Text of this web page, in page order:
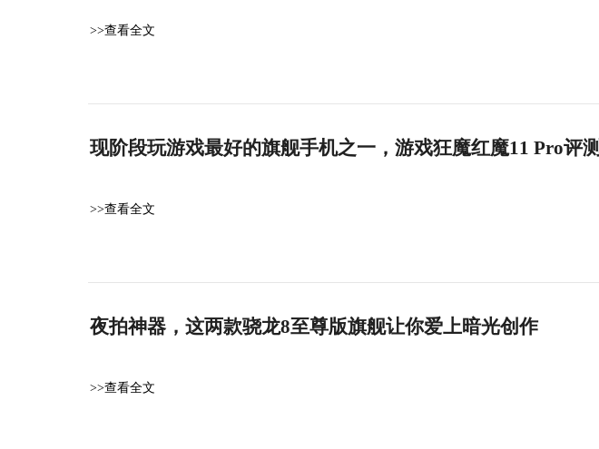
>>查看全文
现阶段玩游戏最好的旗舰手机之一，游戏狂魔红魔11 Pro评测
>>查看全文
夜拍神器，这两款骁龙8至尊版旗舰让你爱上暗光创作
>>查看全文